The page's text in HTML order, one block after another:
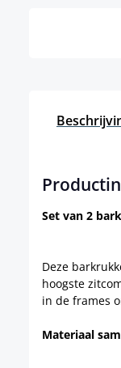
Set van 2
Deze
hoogste
in de frames
Materiaal